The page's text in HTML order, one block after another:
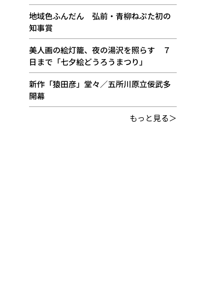
地域色ふんだん 弘前・青柳ねぷた初の
知事賞
美人画の絵灯籠、夜の湯沢を照らす ７
日まで「七夕絵どうろうまつり」
新作「猿田彦」堂々／五所川原立佞武多
開幕
もっと見る＞